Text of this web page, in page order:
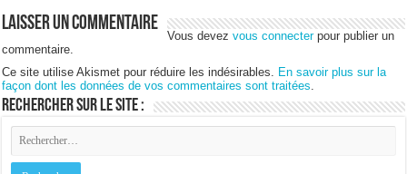
Laisser un commentaire
Vous devezvous connecterpour publier un
commentaire.
Ce site utilise Akismet pour réduire les indésirables.
En savoir plus sur la
façon dont les données de vos commentaires sont traitées
Rechercher sur le site :